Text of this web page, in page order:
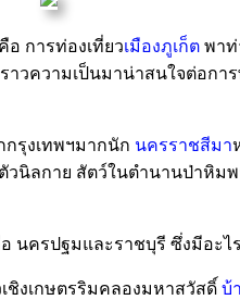
การท่องเที่ยวเมืองภูเก็ต พาท่
ราวความเป็นมาน่าสนใจต่อก
รุงเทพฯมากนัก นครราชสีมา
วนิลกาย สัตว์ในตำนานป่าหิ
นครปฐมและราชบุรี ซึ่งมีอะไ
ชิงเกษตรริมคลองมหาสวัสดิ์ บ้